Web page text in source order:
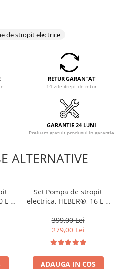
de stropit electrice
RETUR GARANTAT
14 zile drept de retur
GARANTIE 24 LUNI
Preluam gratuit produsul in garantie
ALTERNATIVE
L +
Set Pompa de stropit
electrica, HEBER®, 16 L +
portabil
399,00 Lei
279,00 Lei
ADAUGA IN COS